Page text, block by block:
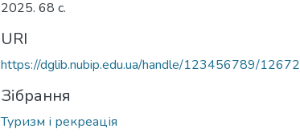
2025. 68 с.
URI
https://dglib.nubip.edu.ua/handle/123456789/12672
Зібрання
Туризм і рекреація